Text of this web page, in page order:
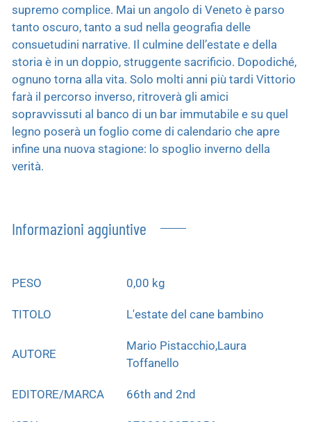
supremo complice. Mai un angolo di Veneto è parso
tanto oscuro, tanto a sud nella geografia delle
consuetudini narrative. Il culmine dell’estate e della
storia è in un doppio, struggente sacrificio. Dopodiché,
ognuno torna alla vita. Solo molti anni più tardi Vittorio
farà il percorso inverso, ritroverà gli amici
sopravvissuti al banco di un bar immutabile e su quel
legno poserà un foglio come di calendario che apre
infine una nuova stagione: lo spoglio inverno della
verità.
Informazioni aggiuntive
PESO 0,00 kg
TITOLO L'estate del cane bambino
AUTORE
Mario Pistacchio,Laura
Toffanello
EDITORE/MARCA 66th and 2nd